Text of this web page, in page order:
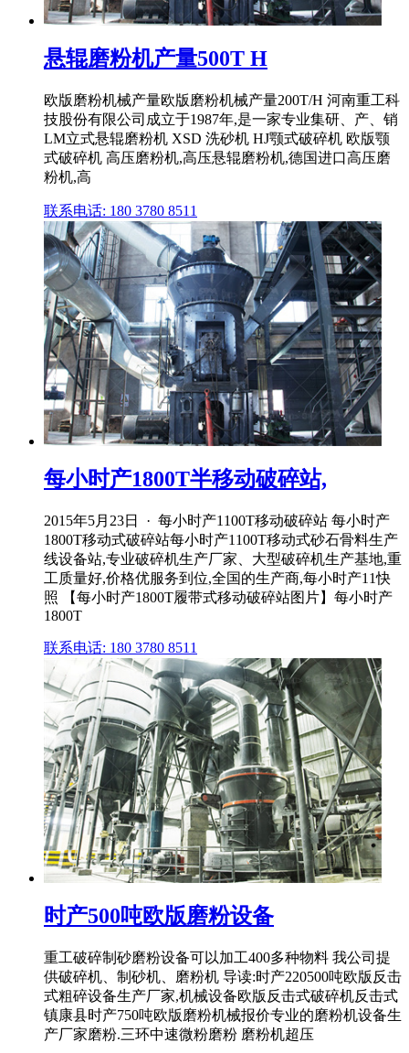
悬辊磨粉机产量500T H
欧版磨粉机械产量欧版磨粉机械产量200T/H 河南重工科
技股份有限公司成立于1987年,是一家专业集研、产、销
LM立式悬辊磨粉机 XSD 洗砂机 HJ颚式破碎机 欧版颚
式破碎机 高压磨粉机,高压悬辊磨粉机,德国进口高压磨
粉机,高
联系电话: 180 3780 8511
每小时产1800T半移动破碎站,
2015年5月23日 · 每小时产1100T移动破碎站 每小时产
1800T移动式破碎站每小时产1100T移动式砂石骨料生产
线设备站,专业破碎机生产厂家、大型破碎机生产基地,重
工质量好,价格优服务到位,全国的生产商,每小时产11快
照 【每小时产1800T履带式移动破碎站图片】每小时产
1800T
联系电话: 180 3780 8511
时产500吨欧版磨粉设备
重工破碎制砂磨粉设备可以加工400多种物料 我公司提
供破碎机、制砂机、磨粉机 导读:时产220500吨欧版反击
式粗碎设备生产厂家,机械设备欧版反击式破碎机反击式
镇康县时产750吨欧版磨粉机械报价专业的磨粉机设备生
产厂家磨粉.三环中速微粉磨粉 磨粉机超压